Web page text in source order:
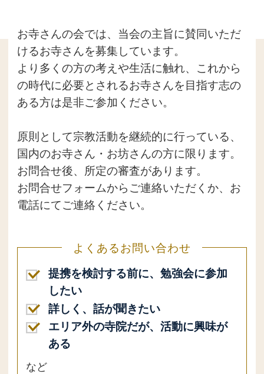
お寺さんの会では、当会の主旨に賛同いただ
けるお寺さんを募集しています。
より多くの方の考えや生活に触れ、これから
の時代に必要とされるお寺さんを目指す志の
ある方は是非ご参加ください。
原則として宗教活動を継続的に行っている、
国内のお寺さん・お坊さんの方に限ります。
お問合せ後、所定の審査があります。
お問合せフォームからご連絡いただくか、お
電話にてご連絡ください。
よくあるお問い合わせ
提携を検討する前に、勉強会に参加
したい
詳しく、話が聞きたい
エリア外の寺院だが、活動に興味が
ある
など